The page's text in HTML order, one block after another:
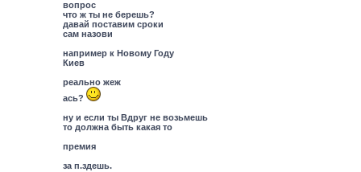
вопрос
что ж ты не берешь?
давай поставим сроки
сам назови
например к Новому Году
Киев
реально жеж
ась?
ну и если ты Вдруг не возьмешь
то должна быть какая то
премия
за п.здешь.